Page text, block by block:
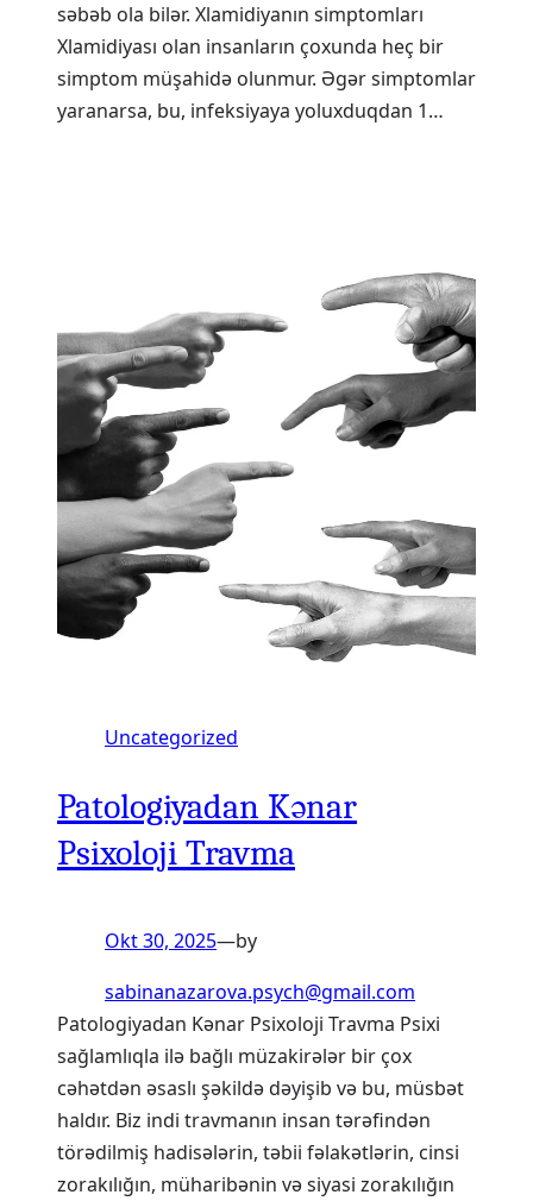
səbəb ola bilər. Xlamidiyanın simptomları
Xlamidiyası olan insanların çoxunda heç bir
simptom müşahidə olunmur. Əgər simptomlar
yaranarsa, bu, infeksiyaya yoluxduqdan 1…
Uncategorized
Patologiyadan Kənar
Psixoloji Travma
Okt 30, 2025—by
sabinanazarova.psych@gmail.com
Patologiyadan Kənar Psixoloji Travma Psixi
sağlamlıqla ilə bağlı müzakirələr bir çox
cəhətdən əsaslı şəkildə dəyişib və bu, müsbət
haldır. Biz indi travmanın insan tərəfindən
törədilmiş hadisələrin, təbii fəlakətlərin, cinsi
zorakılığın, müharibənin və siyasi zorakılığın